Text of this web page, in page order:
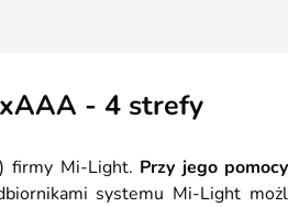
- 4 strefy
) firmy Mi-Light. Przy jego
systemu Mi-Light